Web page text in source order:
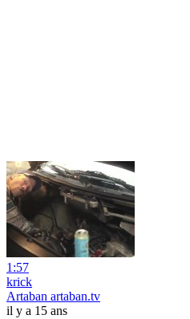
1:57
krick
Artaban artaban.tv
il y a 15 ans